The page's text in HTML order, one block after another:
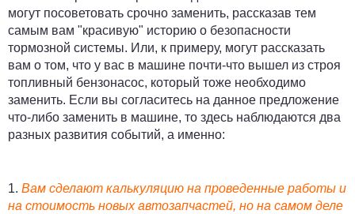
могут посоветовать срочно заменить, рассказав тем
самым вам "красивую" историю о безопасности
тормозной системы. Или, к примеру, могут рассказать
вам о том, что у вас в машине почти-что вышел из строя
топливный бензонасос, который тоже необходимо
заменить. Если вы согласитесь на данное предложение
что-либо заменить в машине, то здесь наблюдаются два
разных развития событий, а именно:
1. Вам сделают калькуляцию на проведенные работы и
на стоимость новых автозапчастей, но на самом деле